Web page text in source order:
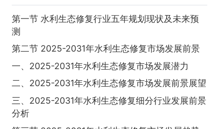
第一节 水利生态修复行业五年规划现状及未来预
测
第二节 2025-2031年水利生态修复市场发展前景
一、2025-2031年水利生态修复市场发展潜力
二、2025-2031年水利生态修复市场发展前景展望
三、2025-2031年水利生态修复细分行业发展前景
分析